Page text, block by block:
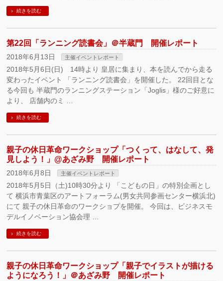
続きを読む
第22回「ランニング読書会」＠半蔵門 開催レポート
2018年6月13日 主催イベントレポート
2018年5月6日(日) 14時より 皇居に集まり、本を読んでから走る
変わったイベント 「ランニング読書会」を開催した。 22回目とな
る今回も 半蔵門のランニングステーション「Joglis」様のご好意に
より、 店舗内のミ …
続きを読む
親子の休日革命ワークショップ「つくって、はなして、発
見しよう！」@あざみ野 開催レポート
2018年6月8日 主催イベントレポート
2018年5月5日（土)10時30分より 「こどもの日」の特別企画とし
て 横浜市青葉区のアートフォーラム(男女共同参画センター横浜北)
にて 親子の休日革命のワークショプを開催。 今回は、ビジネスモ
デルイノベーション協会理 …
続きを読む
親子の休日革命ワークショップ「親子でイラストが描ける
ようになろう！」＠あざみ野 開催レポート